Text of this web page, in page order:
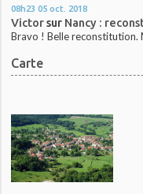
08h23 05 oct. 2018
Victorsur Nancy :
Bravo ! Belle reconstitution.
Carte